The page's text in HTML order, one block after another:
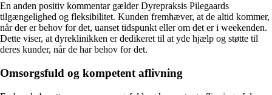
En anden positiv kommentar gælder Dyrepraksis Pilegaards
tilgængelighed og fleksibilitet. Kunden fremhæver, at de altid kommer,
når der er behov for det, uanset tidspunkt eller om det er i weekenden.
Dette viser, at dyreklinikken er dedikeret til at yde hjælp og støtte til
deres kunder, når de har behov for det.
Omsorgsfuld og kompetent aflivning